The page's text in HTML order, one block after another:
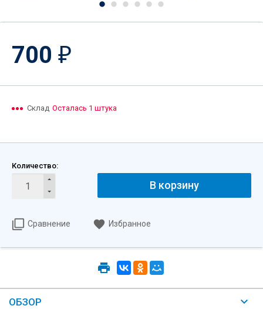
700 ₽
Склад Осталась 1 штука
Количество:
В корзину
Сравнение Избранное
ОБЗОР